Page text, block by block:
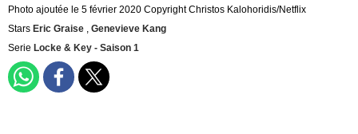
Photo ajoutée le 5 février 2020 Copyright Christos Kalohoridis/Netflix
Stars Eric Graise , Genevieve Kang
Serie Locke & Key - Saison 1